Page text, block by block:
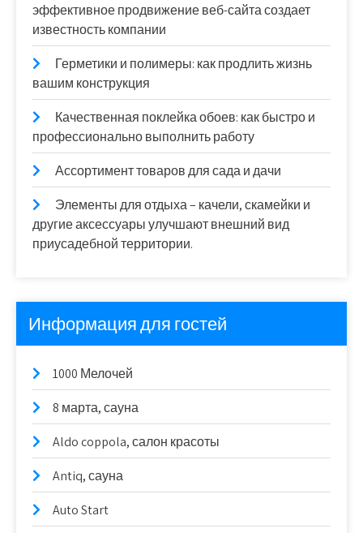
эффективное продвижение веб-сайта создает
известность компании
Герметики и полимеры: как продлить жизнь
вашим конструкция
Качественная поклейка обоев: как быстро и
профессионально выполнить работу
Ассортимент товаров для сада и дачи
Элементы для отдыха – качели, скамейки и
другие аксессуары улучшают внешний вид
приусадебной территории.
Информация для гостей
1000 Мелочей
8 марта, сауна
Aldo coppola, салон красоты
Antiq, сауна
Auto Start